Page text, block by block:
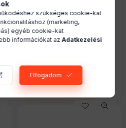
Ravensburger 12967 - Zöld -
300 db-os puzzle
Raktáron
3 090Ft
szükséges cookie-kat
(marketing,
egyéb cookie-kat
információkat azAdatkezelési
Elfogadom